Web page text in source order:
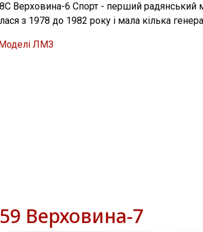
Верховина-6 Спорт - перший радянський
з 1978 до 1982 року і мала кілька
ЛМЗ
Верховина-7